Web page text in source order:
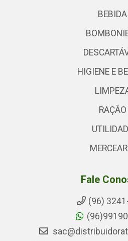
BEBIDA
HIGIENE E
RAÇÃO
Fale
(96)